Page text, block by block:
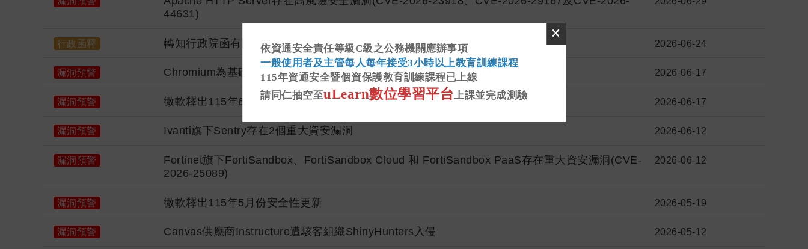
依資通安全責任等級C級之公務機關應辦事項
一般使用者及主管每人每年接受3小時以上教育訓練課程
115年資通安全暨個資保護教育訓練課程已上線
請同仁抽空至uLearn數位學習平台 上課並完成測驗
44631)
行政函釋 轉知行政院函有關「受託者資通安全聯合查核指引」自即日停止適用一案。 2026-06-24
漏洞預警 Chromium為基礎之瀏覽器存在74個高風險安全漏洞 2026-06-17
漏洞預警 微軟釋出115年6月份安全性更新 2026-06-17
漏洞預警 Ivanti旗下Sentry存在2個重大資安漏洞 2026-06-12
漏洞預警
Fortinet旗下FortiSandbox、FortiSandbox Cloud 和 FortiSandbox PaaS存在重大資安漏洞(CVE-
2026-25089)
2026-06-12
漏洞預警 微軟釋出115年5月份安全性更新 2026-05-19
漏洞預警 Canvas供應商Instructure遭駭客組織ShinyHunters入侵 2026-05-12